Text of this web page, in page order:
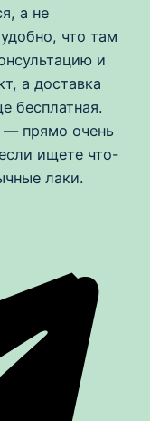
а не
что там
и
а доставка
бесплатная.
— прямо очень
ищете что-
лаки.